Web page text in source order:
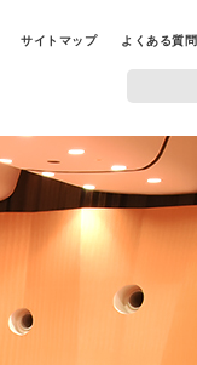
サイトマップ よくある質問